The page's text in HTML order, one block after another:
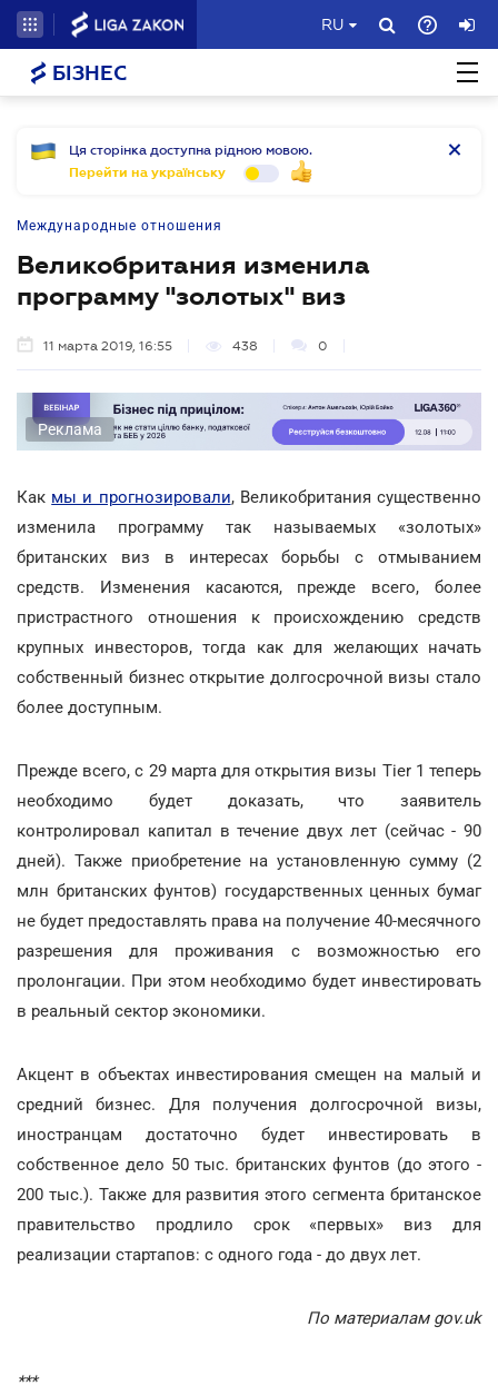
RU
БІЗНЕС
Ця сторінка доступна рідною мовою.
Перейти на українську
Международные отношения
Великобритания изменила
программу "золотых" виз
11 марта 2019, 16:55 438 0
Реклама
Как мы и прогнозировали, Великобритания существенно
изменила программу так называемых «золотых»
британских виз в интересах борьбы с отмыванием
средств. Изменения касаются, прежде всего, более
пристрастного отношения к происхождению средств
крупных инвесторов, тогда как для желающих начать
собственный бизнес открытие долгосрочной визы стало
более доступным.
Прежде всего, с 29 марта для открытия визы Tier 1 теперь
необходимо будет доказать, что заявитель
контролировал капитал в течение двух лет (сейчас - 90
дней). Также приобретение на установленную сумму (2
млн британских фунтов) государственных ценных бумаг
не будет предоставлять права на получение 40-месячного
разрешения для проживания с возможностью его
пролонгации. При этом необходимо будет инвестировать
в реальный сектор экономики.
Акцент в объектах инвестирования смещен на малый и
средний бизнес. Для получения долгосрочной визы,
иностранцам достаточно будет инвестировать в
собственное дело 50 тыс. британских фунтов (до этого -
200 тыс.). Также для развития этого сегмента британское
правительство продлило срок «первых» виз для
реализации стартапов: с одного года - до двух лет.
По материалам gov.uk
***